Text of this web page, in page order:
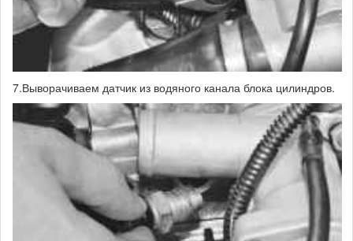
7.Выворачиваем датчик из водяного канала блока цилиндров.